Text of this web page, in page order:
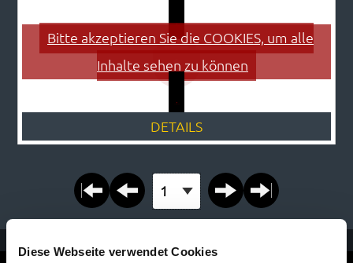
Diese Webseite verwendet Cookies
Bitte akzeptieren Sie die COOKIES, um alle
Inhalte sehen zu können
DETAILS
Seite auswählen